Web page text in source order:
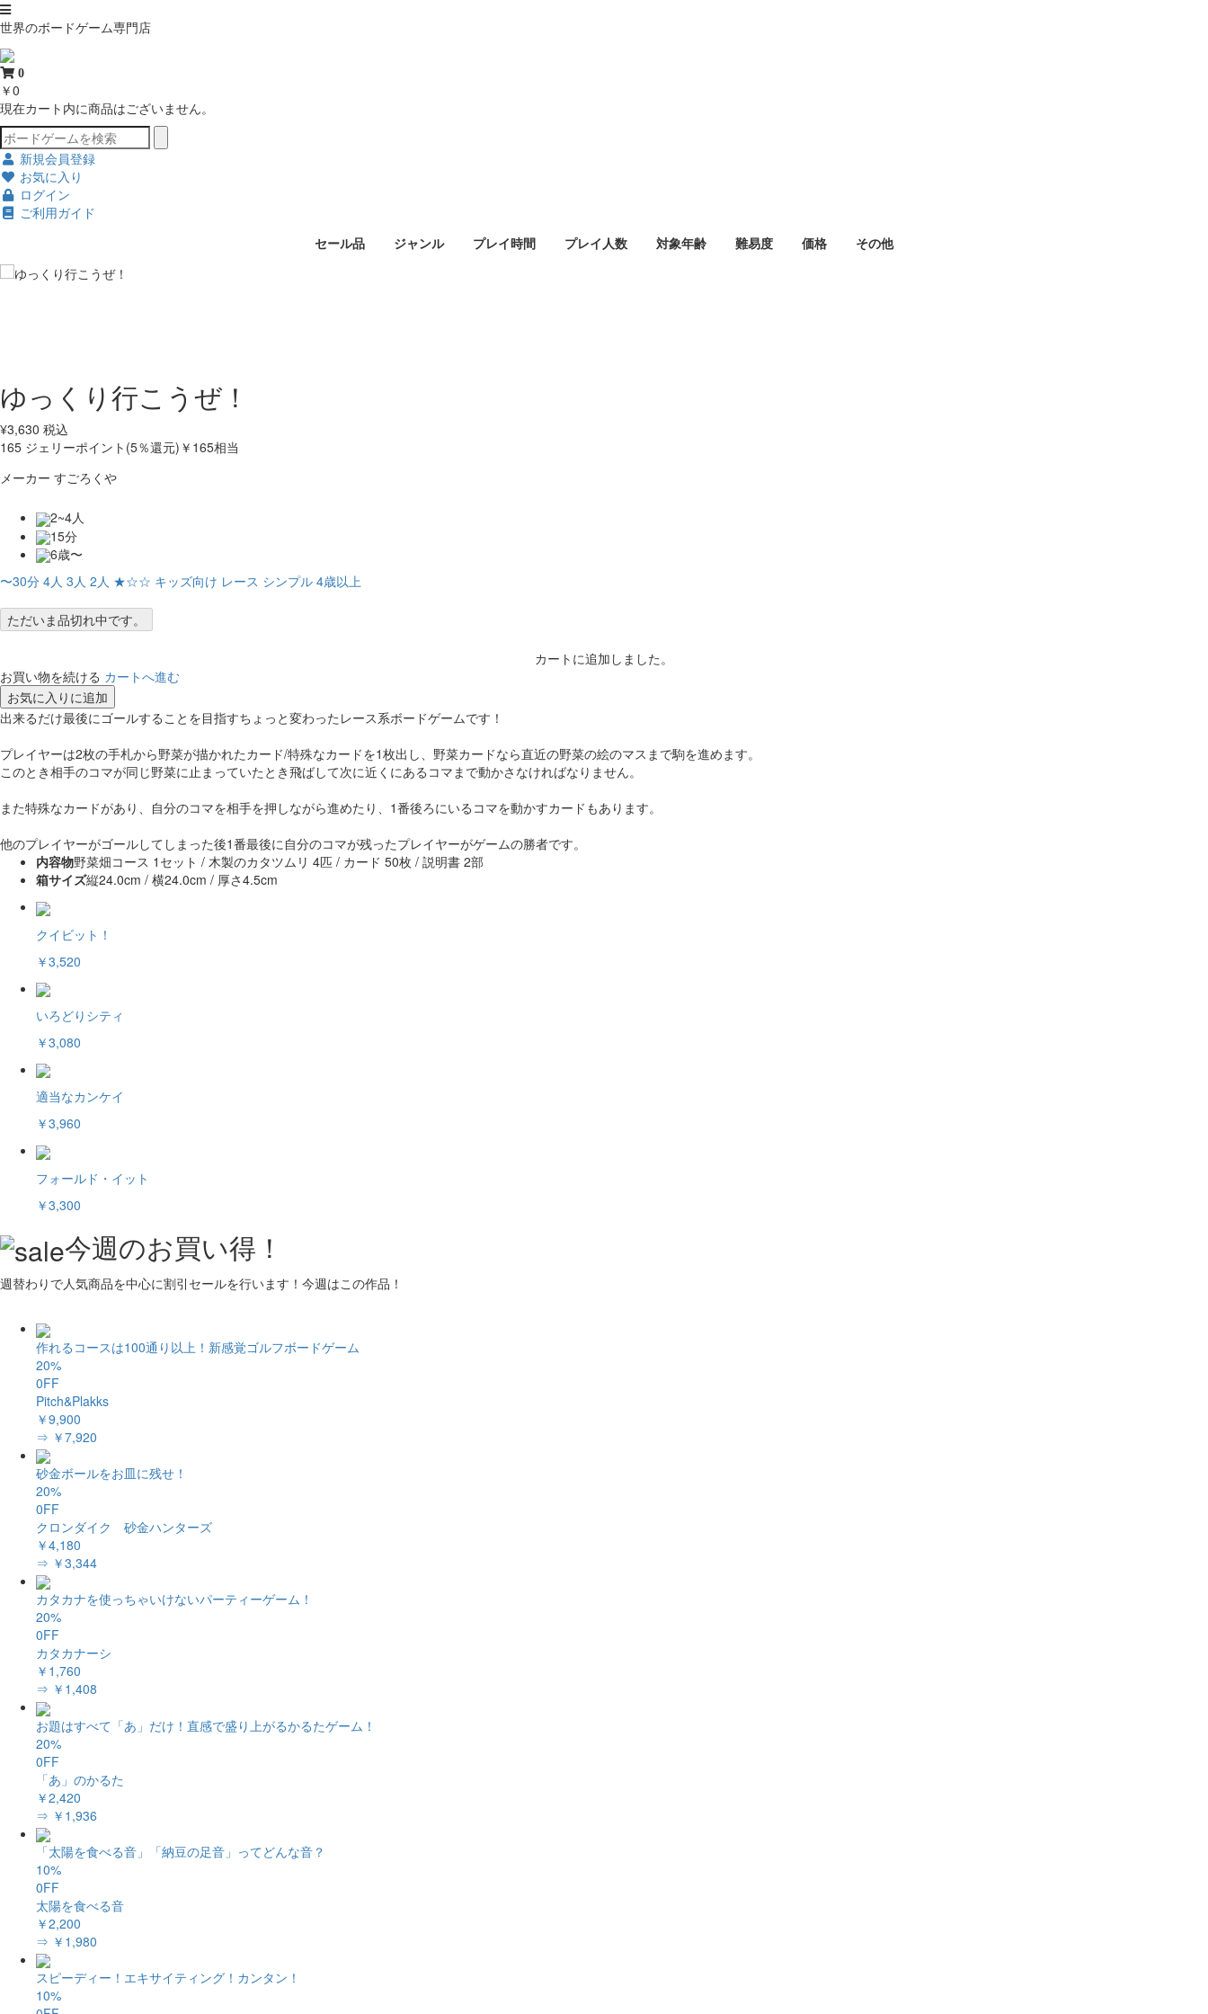
世界のボードゲーム専門店
0
￥0
現在カート内に商品はございません。
新規会員登録
お気に入り
ログイン
ご利用ガイド
セール品
ジャンル プレイ時間 プレイ人数 対象年齢 難易度 価格 その他
ゆっくり行こうぜ！
¥3,630 税込
165 ジェリーポイント(5％還元) ￥165相当
メーカー すごろくや
2~4人
15分
6歳〜
〜30分 4人 3人 2人 ★☆☆ キッズ向け レース シンプル 4歳以上
ただいま品切れ中です。
カートに追加しました。
お買い物を続ける カートへ進む
お気に入りに追加
出来るだけ最後にゴールすることを目指すちょっと変わったレース系ボードゲームです！
プレイヤーは2枚の手札から野菜が描かれたカード/特殊なカードを1枚出し、野菜カードなら直近の野菜の絵のマスまで駒を進めます。
このとき相手のコマが同じ野菜に止まっていたとき飛ばして次に近くにあるコマまで動かさなければなりません。
また特殊なカードがあり、自分のコマを相手を押しながら進めたり、1番後ろにいるコマを動かすカードもあります。
他のプレイヤーがゴールしてしまった後1番最後に自分のコマが残ったプレイヤーがゲームの勝者です。
内容物野菜畑コース 1セット / 木製のカタツムリ 4匹 / カード 50枚 / 説明書 2部
箱サイズ縦24.0cm / 横24.0cm / 厚さ4.5cm
クイビット！
￥3,520
いろどりシティ
￥3,080
適当なカンケイ
￥3,960
フォールド・イット
￥3,300
今週のお買い得！
週替わりで人気商品を中心に割引セールを行います！今週はこの作品！
作れるコースは100通り以上！新感覚ゴルフボードゲーム
20%
0FF
Pitch&Plakks
￥9,900
⇒ ￥7,920
砂金ボールをお皿に残せ！
20%
0FF
クロンダイク 砂金ハンターズ
￥4,180
⇒ ￥3,344
カタカナを使っちゃいけないパーティーゲーム！
20%
0FF
カタカナーシ
￥1,760
⇒ ￥1,408
お題はすべて「あ」だけ！直感で盛り上がるかるたゲーム！
20%
0FF
「あ」のかるた
￥2,420
⇒ ￥1,936
「太陽を食べる音」「納豆の足音」ってどんな音？
10%
0FF
太陽を食べる音
￥2,200
⇒ ￥1,980
スピーディー！エキサイティング！カンタン！
10%